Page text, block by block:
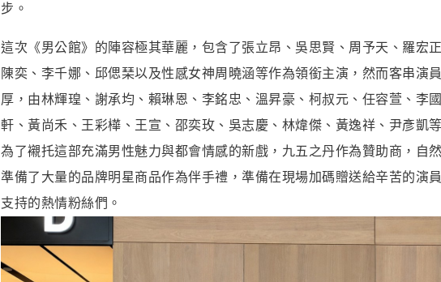
步。
這次《男公館》的陣容極其華麗，包含了張立昂、吳思賢、周予天、羅宏
陳奕、李千娜、邱偲琹以及性感女神周曉涵等作為領銜主演，然而客串演
厚，由林輝瑝、謝承均、賴琳恩、李銘忠、溫昇豪、柯叔元、任容萱、李
軒、黃尚禾、王彩樺、王宣、邵奕玫、吳志慶、林煒傑、黃逸祥、尹彥凱
為了襯托這部充滿男性魅力與都會情感的新戲，九五之丹作為贊助商，自
準備了大量的品牌明星商品作為伴手禮，準備在現場加碼贈送給辛苦的演
支持的熱情粉絲們。